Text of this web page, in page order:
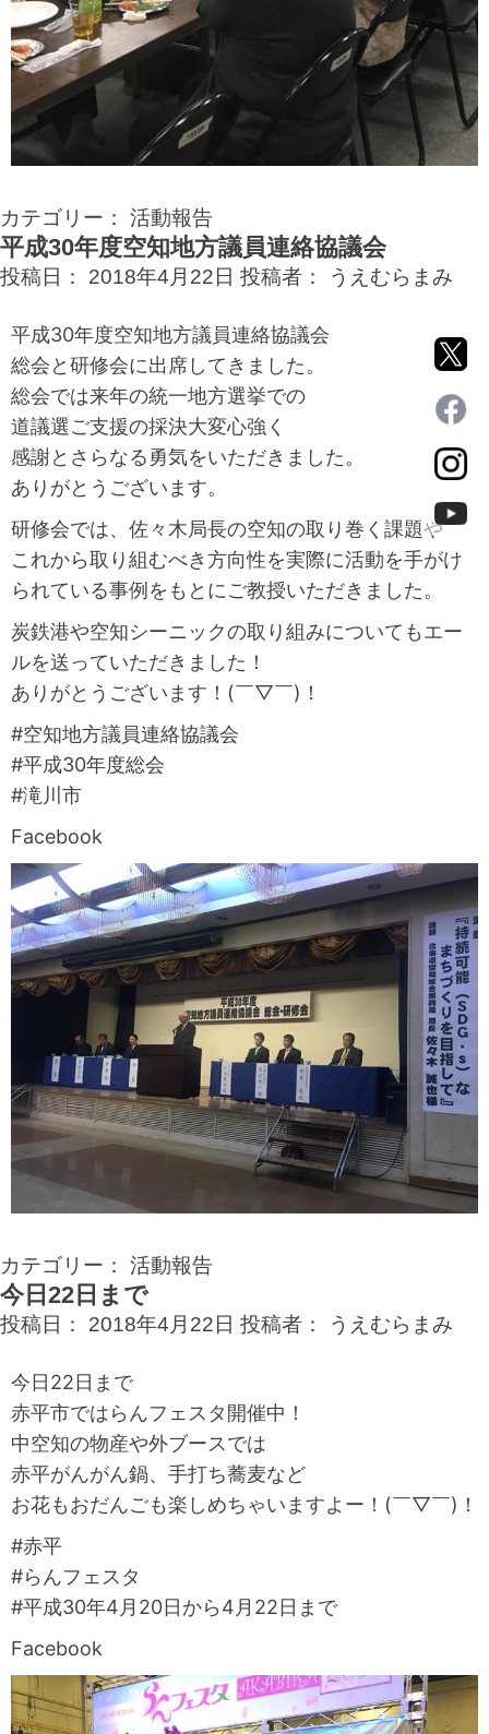
カテゴリー： 活動報告
平成30年度空知地方議員連絡協議会
投稿日： 2018年4月22日 投稿者： うえむらまみ
平成30年度空知地方議員連絡協議会
総会と研修会に出席してきました。
総会では来年の統一地方選挙での
道議選ご支援の採決大変心強く
感謝とさらなる勇気をいただきました。
ありがとうございます。
研修会では、佐々木局長の空知の取り巻く課題や
これから取り組むべき方向性を実際に活動を手がけ
られている事例をもとにご教授いただきました。
炭鉄港や空知シーニックの取り組みについてもエー
ルを送っていただきました！
ありがとうございます！(￣▽￣)！
#空知地方議員連絡協議会
#平成30年度総会
#滝川市
Facebook
カテゴリー： 活動報告
今日22日まで
投稿日： 2018年4月22日 投稿者： うえむらまみ
今日22日まで
赤平市ではらんフェスタ開催中！
中空知の物産や外ブースでは
赤平がんがん鍋、手打ち蕎麦など
お花もおだんごも楽しめちゃいますよー！(￣▽￣)！
#赤平
#らんフェスタ
#平成30年4月20日から4月22日まで
Facebook